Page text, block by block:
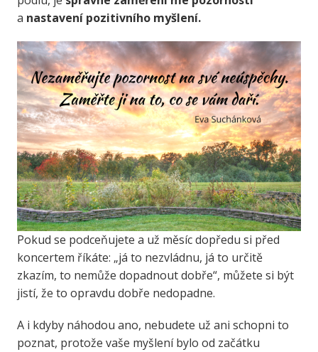
a nastavení pozitivního myšlení.
Pokud se podceňujete a už měsíc dopředu si před
koncertem říkáte: „já to nezvládnu, já to určitě
zkazím, to nemůže dopadnout dobře“, můžete si být
jistí, že to opravdu dobře nedopadne.
A i kdyby náhodou ano, nebudete už ani schopni to
poznat, protože vaše myšlení bylo od začátku